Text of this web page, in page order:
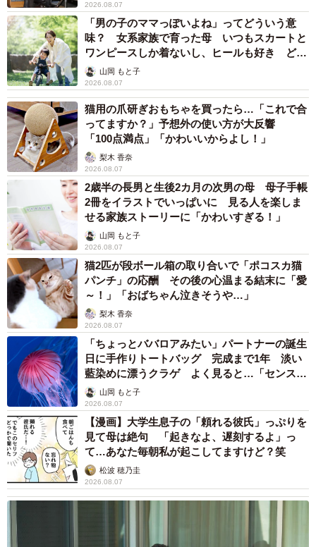
2026.08.07
「男の子のママっぽいよね」ってどういう意
味？ 女系家族で育った母 いつもスカートと
ワンピースしか着ないし、ヒールも好き どの
へんが…
山岡 もと子
2026.08.07
猫用の爪研ぎおもちゃを買ったら…「これで合
ってますか？」予想外の使い方が大反響
「100点満点」「かわいいからよし！」
梨木 香奈
2026.08.07
2歳半の長男と生後2カ月の次男の母 母子手帳
2冊をイラストでいっぱいに 見る人を楽しま
せる家族ストーリーに「かわいすぎる！」
山岡 もと子
2026.08.07
猫2匹が段ボール箱の取り合いで「ポコスカ猫
パンチ」の応酬 その後の心温まる結末に「愛
～！」「おばちゃん泣きそうや…」
梨木 香奈
2026.08.07
「ちょっとババロアみたい」パートナーの誕生
日に手作りトートバッグ 完成まで1年 淡い
藍染めに漂うクラゲ よく見ると…「センスす
ごい」山岡 もと子
2026.08.07
【漫画】大学生息子の「頼れる彼氏」っぷりを
見て母は絶句 「起きなよ、遅刻するよ」っ
て…あなた毎朝私が起こしてますけど？笑
松波 穂乃圭
2026.08.07